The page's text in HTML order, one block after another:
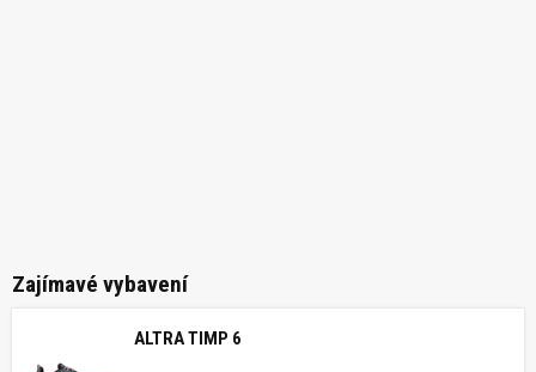
Zajímavé vybavení
ALTRA TIMP 6